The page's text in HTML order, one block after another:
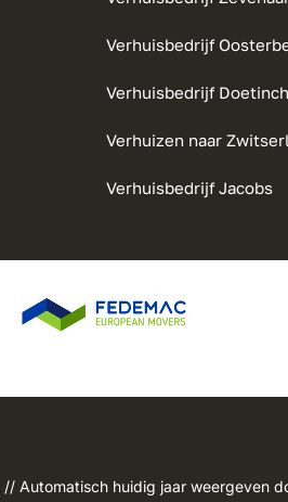
Verhuisbedrijf
Verhuisbedrijf
Verhuizen naar
Verhuisbedrijf Jacobs
// Automatisch huidig jaar weergeven